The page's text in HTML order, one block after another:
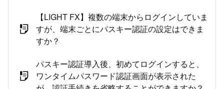
【LIGHT FX】複数の端末からログインしていま
すが、端末ごとにパスキー認証の設定はできま
すか？
パスキー認証導入後、初めてログインすると、
ワンタイムパスワード認証画面が表示された